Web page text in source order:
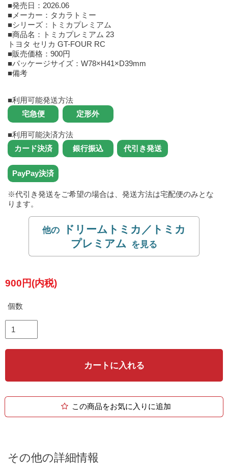
■発売日：2026.06
■メーカー：タカラトミー
■シリーズ：トミカプレミアム
■商品名：トミカプレミアム 23
トヨタ セリカ GT-FOUR RC
■販売価格：900円
■パッケージサイズ：W78×H41×D39mm
■備考
■利用可能発送方法
■利用可能決済方法
※代引き発送をご希望の場合は、発送方法は宅配便のみとな
ります。
ドリームトミカ／トミカ
プレミアム
900円(内税)
個数
カートに入れる
この商品をお気に入りに追加
その他の詳細情報